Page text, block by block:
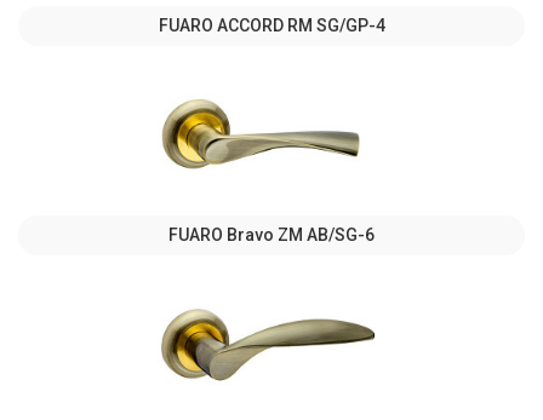
FUARO ACCORD RM SG/GP-4
FUARO Bravo ZM AB/SG-6